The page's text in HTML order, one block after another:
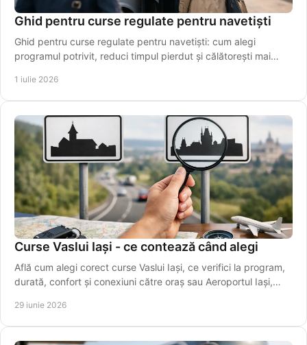
Ghid pentru curse regulate pentru navetiști
Ghid pentru curse regulate pentru navetiști: cum alegi
programul potrivit, reduci timpul pierdut și călătorești mai
1 iulie 2026
Curse Vaslui Iași - ce contează când alegi
Află cum alegi corect curse Vaslui Iași, ce verifici la program,
durată, confort și conexiuni către oraș sau Aeroportul Iași,
29 iunie 2026